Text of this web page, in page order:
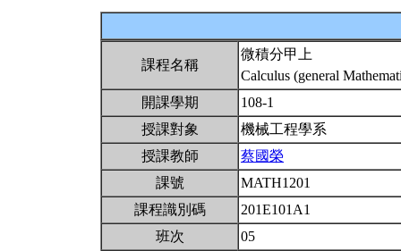
課程名稱
微積分甲上
Calculus (general
開課學期
108-1
授課對象
機械工程學系
授課教師
蔡國榮
課號
MATH1201
課程識別碼
201E101A1
班次
05